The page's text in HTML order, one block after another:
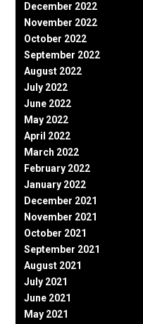
December 2022
November 2022
October 2022
September 2022
August 2022
July 2022
June 2022
May 2022
April 2022
March 2022
February 2022
January 2022
December 2021
November 2021
October 2021
September 2021
August 2021
July 2021
June 2021
May 2021